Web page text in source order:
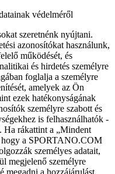
védelméről
szeretnénk nyújtani.
azonosítókat használunk,
működését, és
és hirdetés személyre
foglalja a személyre
amelyek az Ön
ezek hatékonyságának
személyre szabott és
is felhasználhatók -
Ha rákattint a „Mindent
hogy a SPORTANO.COM
személyes adatait,
megjelenő személyre
megadni a hozzájárulást,